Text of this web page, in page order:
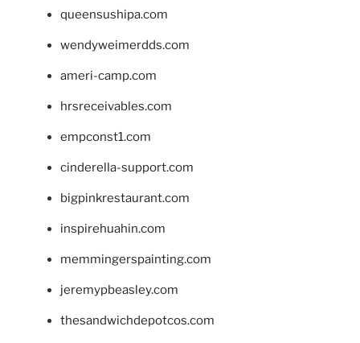
queensushipa.com
wendyweimerdds.com
ameri-camp.com
hrsreceivables.com
empconst1.com
cinderella-support.com
bigpinkrestaurant.com
inspirehuahin.com
memmingerspainting.com
jeremypbeasley.com
thesandwichdepotcos.com